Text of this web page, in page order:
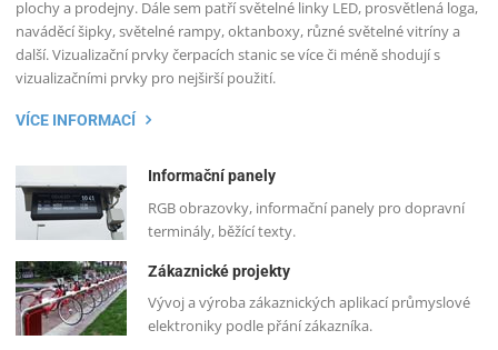
plochy a prodejny. Dále sem patří světelné linky LED, prosvětlená loga,
naváděcí šipky, světelné rampy, oktanboxy, různé světelné vitríny a
další. Vizualizační prvky čerpacích stanic se více či méně shodují s
vizualizačními prvky pro nejširší použití.
VÍCE INFORMACÍ
Informační panely
RGB obrazovky, informační panely pro dopravní
terminály, běžící texty.
Zákaznické projekty
Vývoj a výroba zákaznických aplikací průmyslové
elektroniky podle přání zákazníka.